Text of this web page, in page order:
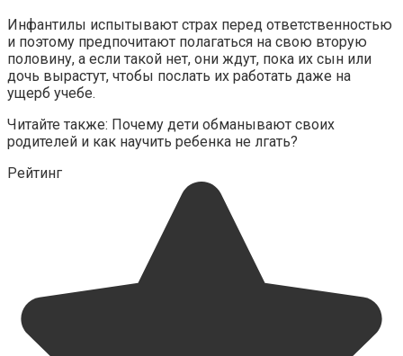
Инфантилы испытывают страх перед ответственностью
и поэтому предпочитают полагаться на свою вторую
половину, а если такой нет, они ждут, пока их сын или
дочь вырастут, чтобы послать их работать даже на
ущерб учебе.
Читайте также: Почему дети обманывают своих
родителей и как научить ребенка не лгать?
Рейтинг